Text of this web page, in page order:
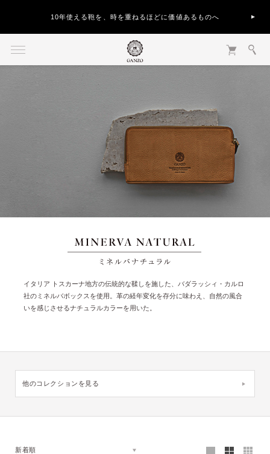
10年使える鞄を、時を重ねるほどに価値あるものへ
イタリア トスカーナ地方の伝統的な鞣しを施した、バダラッシィ・カルロ
社のミネルバボックスを使用。革の経年変化を存分に味わえ、自然の風合
いを感じさせるナチュラルカラーを用いた。
他のコレクションを見る
新着順